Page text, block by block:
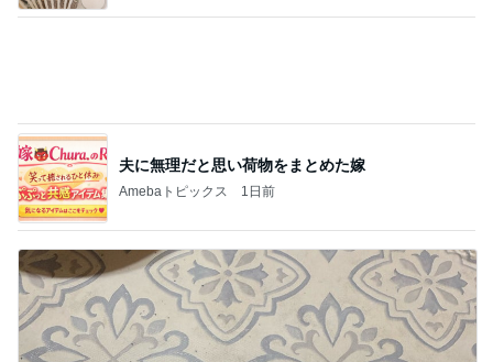
絶対好きだと言われ頂いたお土産
Amebaトピックス 1日前